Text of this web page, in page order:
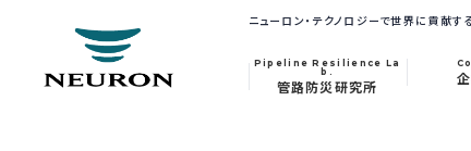
ニューロン・テクノロジーで世界に貢献す
Pipeline Resilience La
b.
管路防災研究所